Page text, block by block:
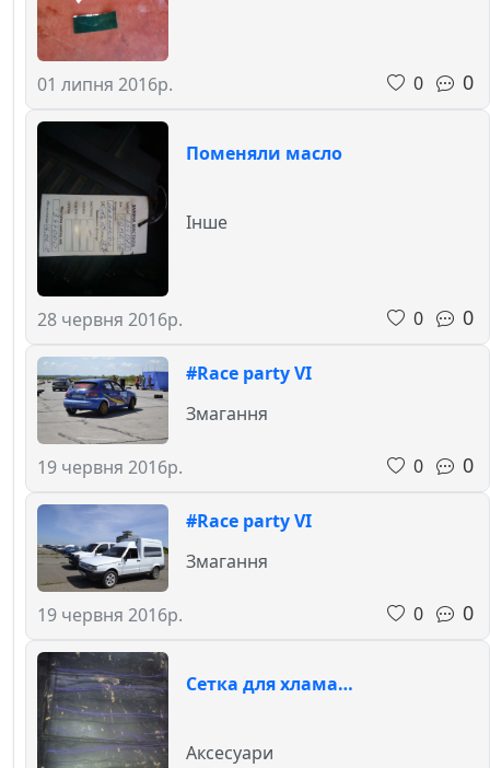
01 липня 2016р. 0 0
Поменяли масло
28 червня 2016р.
Інше
0 0
#Race party VI
19 червня 2016р.
Змагання
0 0
#Race party VI
19 червня 2016р.
Змагання
0 0
Сетка для хлама…
Аксесуари